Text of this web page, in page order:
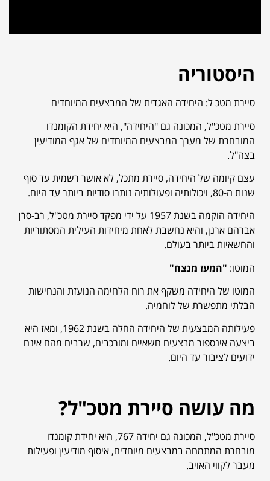
היסטוריה
סיירת מטכ ל: היחידה האגדית של המבצעים המיוחדים
סיירת מטכ"ל, המכונה גם "היחידה", היא יחידת הקומנדו
המובחרת של מערך המבצעים המיוחדים של אגף המודיעין
בצה"ל.
עצם קיומה של היחידה, סיירת מתכל, לא אושר רשמית עד סוף
שנות ה-80, ויכולותיה ופעולותיה נותרו סודיות ביותר עד היום.
היחידה הוקמה בשנת 1957 על ידי מפקד סיירת מטכ"ל, רב-סרן
אברהם ארנן, והיא נחשבת לאחת מיחידות העילית המסתוריות
והחשאיות ביותר בעולם.
המוטו: "המעז מנצח"
המוטו של היחידה משקף את רוח הלחימה הנועזת והנחישות
הבלתי מתפשרת של לוחמיה.
פעילותה המבצעית של היחידה החלה בשנת 1962, ומאז היא
ביצעה אינספור מבצעים חשאיים ומורכבים, שרבים מהם אינם
ידועים לציבור עד היום.
מה עושה סיירת מטכ"ל?
סיירת מטכ"ל, המכונה גם יחידה 767, היא יחידת קומנדו
מובחרת המתמחה במבצעים מיוחדים, איסוף מודיעין ופעילות
מעבר לקווי האויב.